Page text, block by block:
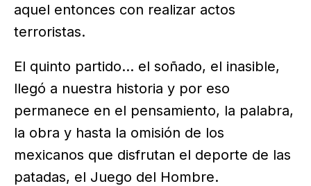
aquel entonces con realizar actos
terroristas.
El quinto partido… el soñado, el inasible,
llegó a nuestra historia y por eso
permanece en el pensamiento, la palabra,
la obra y hasta la omisión de los
mexicanos que disfrutan el deporte de las
patadas, el Juego del Hombre.